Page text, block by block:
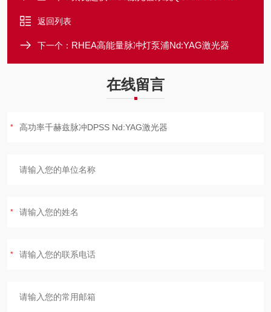
返回列表
下一个： RHEA高能量脉冲灯泵浦Nd:YAG激光器
在线留言